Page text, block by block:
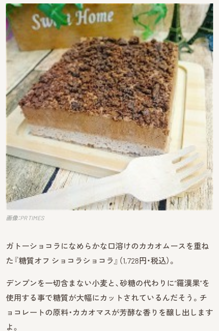
画像：PR TIMES
ガトーショコラになめらかな口溶けのカカオムースを重ね
た『糖質オフ ショコラショコラ』（1,728円・税込）。
デンプンを一切含まない小麦と、砂糖の代わりに“羅漢果”を
使用する事で糖質が大幅にカットされているんだそう。チ
ョコレートの原料・カカオマスが芳酵な香りを醸し出します
よ。